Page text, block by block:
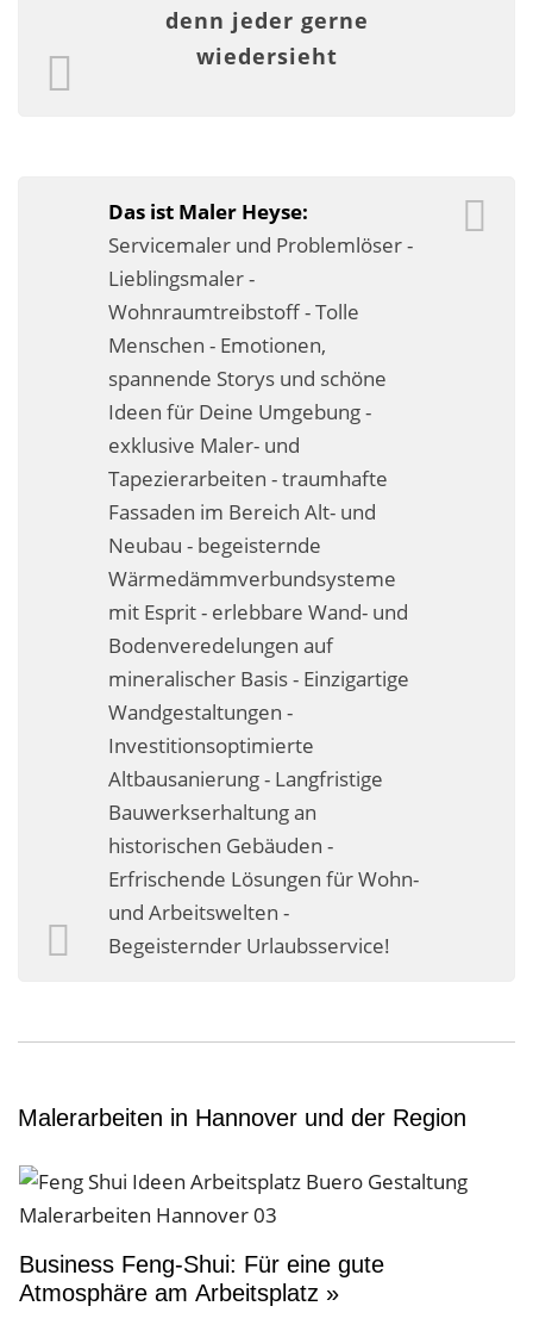
Wandbegrünungen
Business-Lösungen
Premium-Lösungen
Meine gute Empfehlung
Arbeitsbühne mieten
Heyse Lifestyle
Kontakt
Navigation schließen
denn jeder gerne
wiedersieht
Das ist Maler Heyse:
Servicemaler und Problemlöser -
Lieblingsmaler -
Wohnraumtreibstoff - Tolle
Menschen - Emotionen,
spannende Storys und schöne
Ideen für Deine Umgebung -
exklusive Maler- und
Tapezierarbeiten - traumhafte
Fassaden im Bereich Alt- und
Neubau - begeisternde
Wärmedämmverbundsysteme
mit Esprit - erlebbare Wand- und
Bodenveredelungen auf
mineralischer Basis - Einzigartige
Wandgestaltungen -
Investitionsoptimierte
Altbausanierung - Langfristige
Bauwerkserhaltung an
historischen Gebäuden -
Erfrischende Lösungen für Wohn-
und Arbeitswelten -
Begeisternder Urlaubsservice!
Malerarbeiten in Hannover und der Region
Business Feng-Shui: Für eine gute
Atmosphäre am Arbeitsplatz »